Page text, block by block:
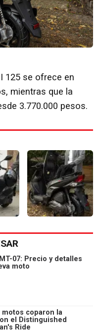
125 se ofrece en
mientras que la
3.770.000 pesos.
07: Precio y detalles
moto
motos coparon la
el Distinguished
Ride